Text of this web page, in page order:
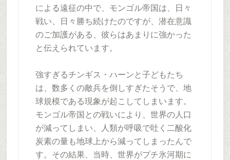
による遠征の中で、モンゴル帝国は、日々
戦い、日々勝ち続けたのですが、潜在意識
のご加護がある、彼らはあまりに強かった
と伝えられています。
強すぎるチンギス・ハーンと子どもたち
は、数多くの敵兵を倒しすぎたそうで、地
球規模である現象が起こしてしまいます。
モンゴル帝国との戦いにより、世界の人口
が減ってしまい、人類が呼吸で吐く二酸化
炭素の量も地球上から減ってしまったんで
す。その結果、当時、世界がプチ氷河期に